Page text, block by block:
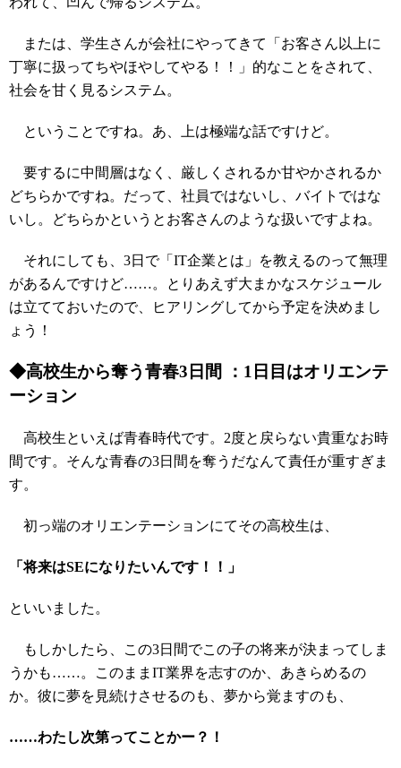
または、学生さんが会社にやってきて「お客さん以上に
丁寧に扱ってちやほやしてやる！！」的なことをされて、
社会を甘く見るシステム。
ということですね。あ、上は極端な話ですけど。
要するに中間層はなく、厳しくされるか甘やかされるか
どちらかですね。だって、社員ではないし、バイトではな
いし。どちらかというとお客さんのような扱いですよね。
それにしても、3日で「IT企業とは」を教えるのって無理
があるんですけど……。とりあえず大まかなスケジュール
は立てておいたので、ヒアリングしてから予定を決めまし
ょう！
◆高校生から奪う青春3日間 ：1日目はオリエンテ
ーション
高校生といえば青春時代です。2度と戻らない貴重なお時
間です。そんな青春の3日間を奪うだなんて責任が重すぎま
す。
初っ端のオリエンテーションにてその高校生は、
「将来はSEになりたいんです！！」
といいました。
もしかしたら、この3日間でこの子の将来が決まってしま
うかも……。このままIT業界を志すのか、あきらめるの
か。彼に夢を見続けさせるのも、夢から覚ますのも、
……わたし次第ってことかー？！